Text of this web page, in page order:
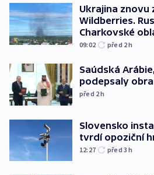
Ukrajina znovu
Wildberries.
Charkovské
09:02 před 2h
Saúdská
podepsaly
před 2h
Slovensko
tvrdí opoziční
12:27 před 3h